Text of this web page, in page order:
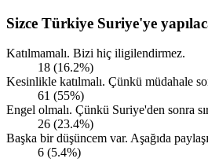
Sizce Türkiye Suriye'ye
Katılmamalı. Bizi hiç iligilendirmez.
18 (16.2%)
Kesinlikle katılmalı. Çünkü müdahale
61 (55%)
Engel olmalı. Çünkü Suriye'den sonra
26 (23.4%)
Başka bir düşüncem var. Aşağıda
6 (5.4%)